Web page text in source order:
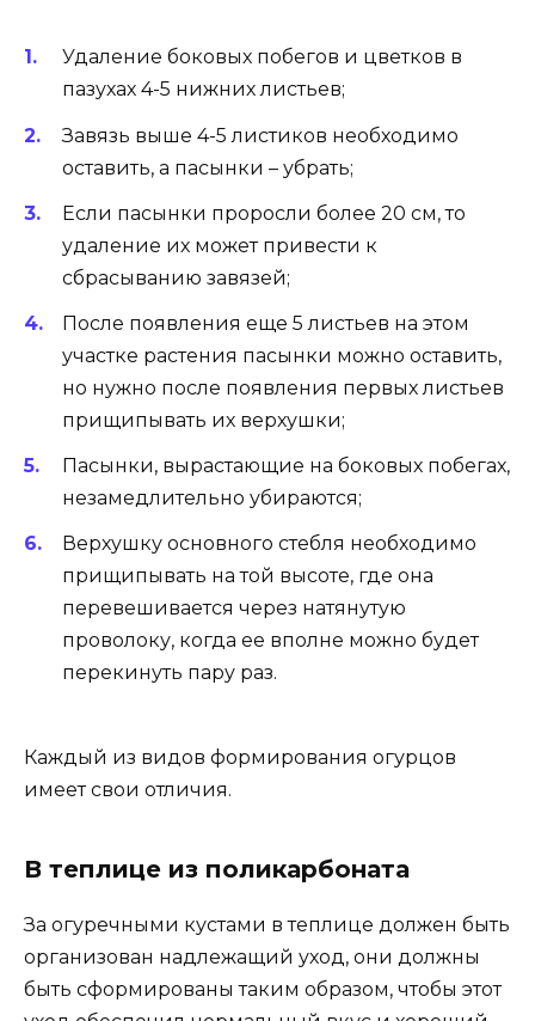
Удаление боковых побегов и цветков в
пазухах 4-5 нижних листьев;
Завязь выше 4-5 листиков необходимо
оставить, а пасынки – убрать;
Если пасынки проросли более 20 см, то
удаление их может привести к
сбрасыванию завязей;
После появления еще 5 листьев на этом
участке растения пасынки можно оставить,
но нужно после появления первых листьев
прищипывать их верхушки;
Пасынки, вырастающие на боковых побегах,
незамедлительно убираются;
Верхушку основного стебля необходимо
прищипывать на той высоте, где она
перевешивается через натянутую
проволоку, когда ее вполне можно будет
перекинуть пару раз.
Каждый из видов формирования огурцов
имеет свои отличия.
В теплице из поликарбоната
За огуречными кустами в теплице должен быть
организован надлежащий уход, они должны
быть сформированы таким образом, чтобы этот